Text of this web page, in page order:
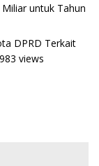
untuk Tahun
DPRD Terkait
views